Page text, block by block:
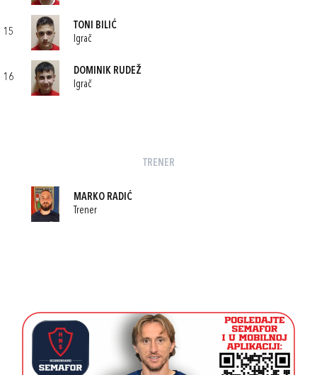
15
TONI BILIĆ
Igrač
16
DOMINIK RUDEŽ
Igrač
TRENER
MARKO RADIĆ
Trener